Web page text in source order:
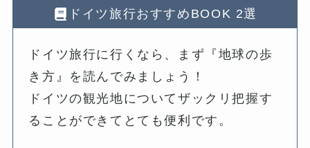
ドイツ旅行おすすめBOOK 2選
ドイツ旅行に行くなら、まず『地球の歩
き方』を読んでみましょう！
ドイツの観光地についてザックリ把握す
ることができてとても便利です。